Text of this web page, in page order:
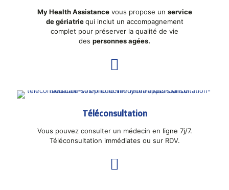
My Health Assistancevous propose un service
de gériatriequi inclut un accompagnement
complet pour préserver la qualité de vie
des personnes agées.
Téléconsultation
Vous pouvez consulter un médecin en ligne 7j/7.
Téléconsultation immédiates ou sur RDV.